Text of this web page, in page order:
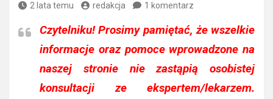
2 lata temu redakcja 1 komentarz
Czytelniku!Prosimy pamiętać, że wszelkie
informacje oraz pomoce wprowadzone na
naszej stronie nie zastąpią osobistej
konsultacji ze ekspertem/lekarzem.